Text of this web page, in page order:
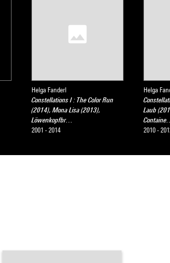
Helga Fanderl
Constellations I : The Color Run
(2014), Mona Lisa (2013),
Löwenkopfbr…
2001 - 2014
Helga
Laub
Containe…
2010 -